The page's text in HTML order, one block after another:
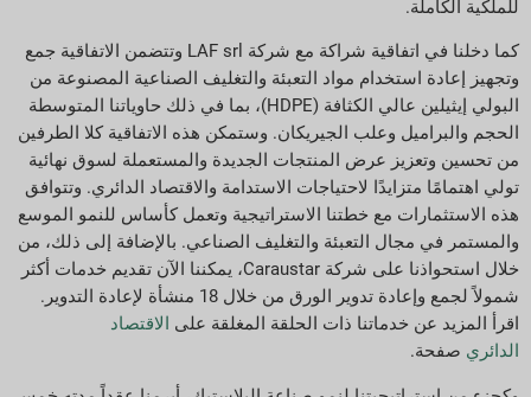
للملكية الكاملة.
كما دخلنا في اتفاقية شراكة مع شركة LAF srl وتتضمن الاتفاقية جمع
وتجهيز إعادة استخدام مواد التعبئة والتغليف الصناعية المصنوعة من
البولي إيثيلين عالي الكثافة (HDPE)، بما في ذلك حاوياتنا المتوسطة
الحجم والبراميل وعلب الجيريكان. وستمكن هذه الاتفاقية كلا الطرفين
من تحسين وتعزيز عرض المنتجات الجديدة والمستعملة لسوق نهائية
تولي اهتمامًا متزايدًا لاحتياجات الاستدامة والاقتصاد الدائري. وتتوافق
هذه الاستثمارات مع خطتنا الاستراتيجية وتعمل كأساس للنمو الموسع
والمستمر في مجال التعبئة والتغليف الصناعي. بالإضافة إلى ذلك، من
خلال استحواذنا على شركة Caraustar، يمكننا الآن تقديم خدمات أكثر
شمولاً لجمع وإعادة تدوير الورق من خلال 18 منشأة لإعادة التدوير.
اقرأ المزيد عن خدماتنا ذات الحلقة المغلقة على الاقتصاد
الدائري صفحة.